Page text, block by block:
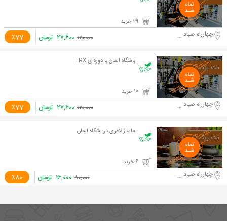
٪77 چهارراه صیاد شیرازی ۱۲۰,۰۰۰ ۲۷,۶۰۰ تومان
باشگاه المان با دوره ی TRX
٪77 چهارراه صیاد شیرازی ۱۲۰,۰۰۰ ۲۷,۶۰۰ تومان
ماساژ لاغری درباشگاه المان
٪80 چهارراه صیاد شیرازی ۸۰,۰۰۰ ۱۶,۰۰۰ تومان